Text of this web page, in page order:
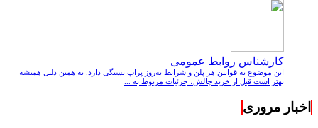
کارشناس روابط عمومی
این موضوع به قوانین هر پلن و شرایط به‌روز پراپ بستگی دارد. به همین دلیل همیشه
بهتر است قبل از خرید چالش، جزئیات مربوط به ...
اخبار مروری